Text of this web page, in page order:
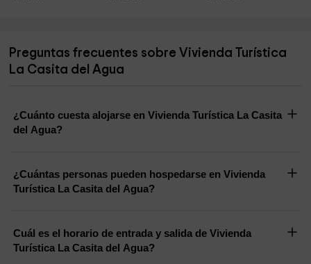
Preguntas frecuentes sobre Vivienda Turística
La Casita del Agua
¿Cuánto cuesta alojarse en Vivienda Turística La Casita
del Agua?
¿Cuántas personas pueden hospedarse en Vivienda
Turística La Casita del Agua?
Cuál es el horario de entrada y salida de Vivienda
Turística La Casita del Agua?